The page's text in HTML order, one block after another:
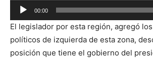
Reproductor
de
audio
00:00
El legislador por esta región, agregó
políticos de izquierda de esta zona,
posición que tiene el gobierno del